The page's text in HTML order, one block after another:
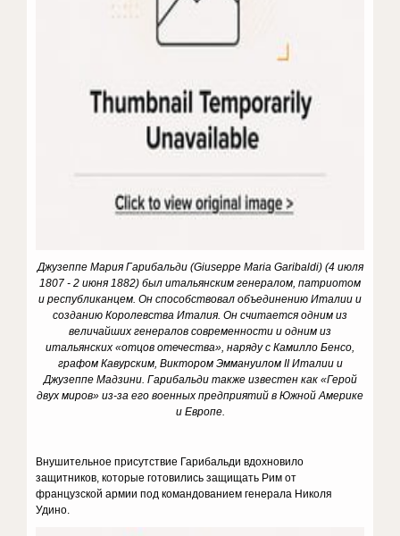
Джузеппе Мария Гарибальди (Giuseppe Maria Garibaldi) (4 июля
1807 - 2 июня 1882) был итальянским генералом, патриотом
и республиканцем. Он способствовал объединению Италии и
созданию Королевства Италия. Он считается одним из
величайших генералов современности и одним из
итальянских «отцов отечества», наряду с Камилло Бенсо,
графом Кавурским, Виктором Эммануилом II Италии и
Джузеппе Мадзини. Гарибальди также известен как «Герой
двух миров» из-за его военных предприятий в Южной Америке
и Европе.
Внушительное присутствие Гарибальди вдохновило
защитников, которые готовились защищать Рим от
французской армии под командованием генерала Николя
Удино.